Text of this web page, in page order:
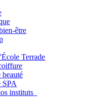
être
Terrade
SPA
instituts